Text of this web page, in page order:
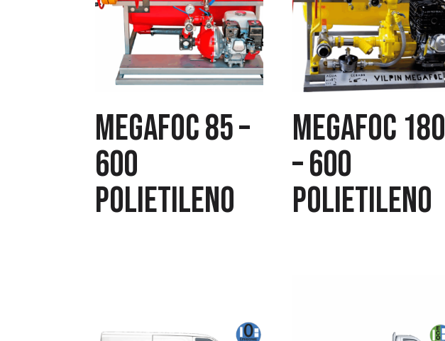
MEGAFOC 85 –
600
POLIETILENO
MEGAFOC 180
– 600
POLIETILENO